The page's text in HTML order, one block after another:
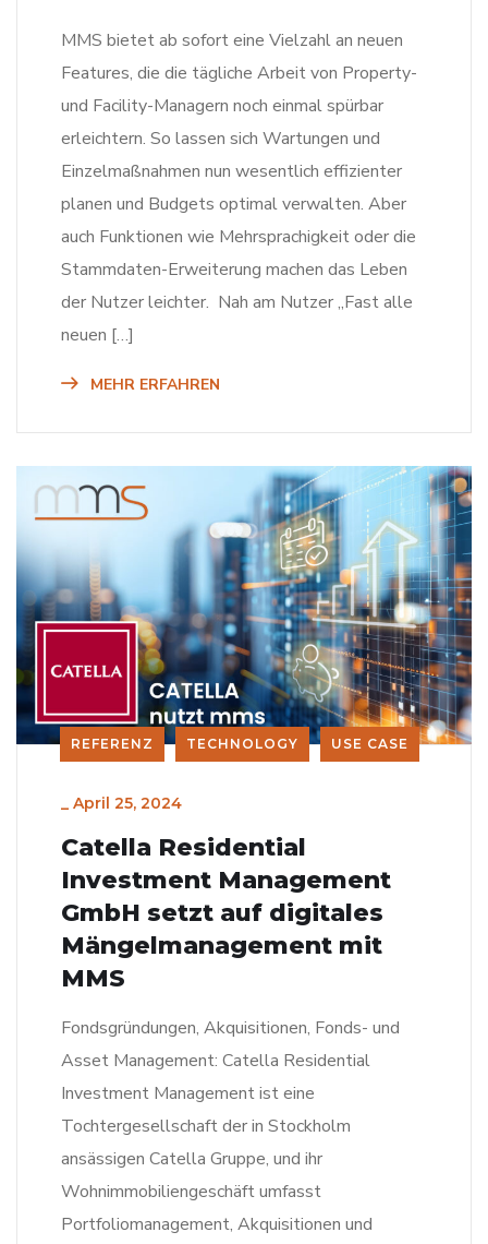
MMS bietet ab sofort eine Vielzahl an neuen
Features, die die tägliche Arbeit von Property-
und Facility-Managern noch einmal spürbar
erleichtern. So lassen sich Wartungen und
Einzelmaßnahmen nun wesentlich effizienter
planen und Budgets optimal verwalten. Aber
auch Funktionen wie Mehrsprachigkeit oder die
Stammdaten-Erweiterung machen das Leben
der Nutzer leichter. Nah am Nutzer „Fast alle
neuen […]
MEHR ERFAHREN
REFERENZ TECHNOLOGY USE CASE
_ April 25, 2024
Catella Residential
Investment Management
GmbH setzt auf digitales
Mängelmanagement mit
MMS
Fondsgründungen, Akquisitionen, Fonds- und
Asset Management: Catella Residential
Investment Management ist eine
Tochtergesellschaft der in Stockholm
ansässigen Catella Gruppe, und ihr
Wohnimmobiliengeschäft umfasst
Portfoliomanagement, Akquisitionen und